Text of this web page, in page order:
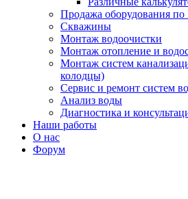
Продажа оборудования по
Скважины
Монтаж водоочистки
Монтаж отопление и
Монтаж систем
колодцы)
Сервис и ремонт систем
Анализ воды
Диагностика и
Наши работы
О нас
Форум